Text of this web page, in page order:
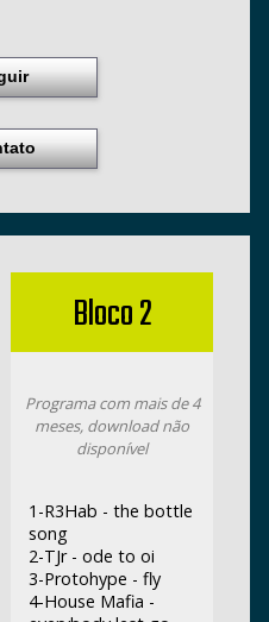
Bloco 2
Programa com mais de 4
meses, download não
disponível
1-R3Hab - the bottle
song
2-TJr - ode to oi
3-Protohype - fly
4-House Mafia -